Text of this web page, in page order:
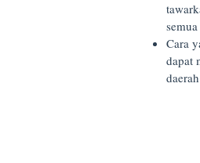
Cara
dapat
daerah